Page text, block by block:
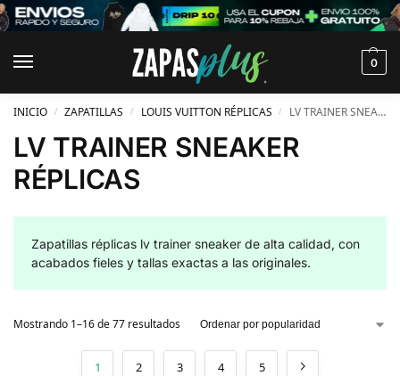
0
INICIO / ZAPATILLAS / LOUIS VUITTON RÉPLICAS / LV TRAINER SNEAKER RÉPLICAS
LV TRAINER SNEAKER
RÉPLICAS
Zapatillas réplicas lv trainer sneaker de alta calidad, con
acabados fieles y tallas exactas a las originales.
Mostrando 1–16 de 77 resultados
1 2 3 4 5